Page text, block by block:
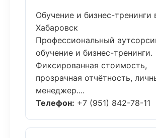
Обучение и бизнес-тренинги
Хабаровск
Профессиональный
обучение и бизнес-тренинги.
Фиксированная стоимость,
прозрачная отчётность,
менеджер....
Телефон: +7 (951) 842-78-11